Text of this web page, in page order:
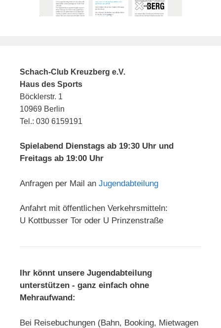
Schach-Club Kreuzberg e.V.
Haus des Sports
Böcklerstr. 1
10969 Berlin
Tel.: 030 6159191
Spielabend Dienstags ab 19:30 Uhr und
Freitags ab 19:00 Uhr
Anfragen per Mail an Jugendabteilung
Anfahrt mit öffentlichen Verkehrsmitteln:
U Kottbusser Tor oder U Prinzenstraße
Ihr könnt unsere Jugendabteilung
unterstützen - ganz einfach ohne
Mehraufwand:
Bei Reisebuchungen (Bahn, Booking, Mietwagen